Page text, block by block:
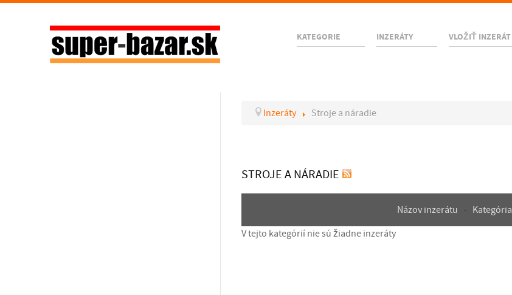
KATEGORIE INZERÁTY VLOŽIŤ INZERÁT
Inzeráty Stroje a náradie
STROJE A NÁRADIE
Názov inzerátu Kategória
V tejto kategórií nie sú žiadne inzeráty